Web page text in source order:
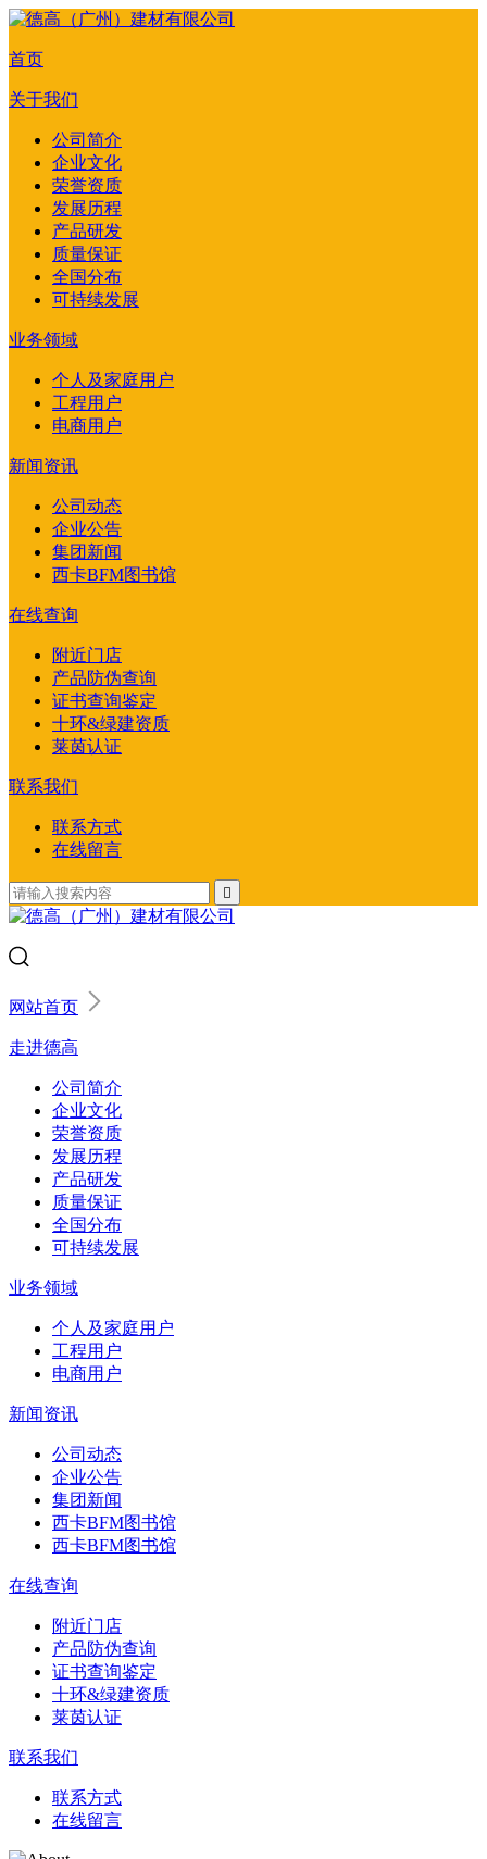
首页
关于我们
公司简介
企业文化
荣誉资质
发展历程
产品研发
质量保证
全国分布
可持续发展
业务领域
个人及家庭用户
工程用户
电商用户
新闻资讯
公司动态
企业公告
集团新闻
西卡BFM图书馆
在线查询
附近门店
产品防伪查询
证书查询鉴定
十环&绿建资质
莱茵认证
联系我们
联系方式
在线留言

网站首页
走进德高
公司简介
企业文化
荣誉资质
发展历程
产品研发
质量保证
全国分布
可持续发展
业务领域
个人及家庭用户
工程用户
电商用户
新闻资讯
公司动态
企业公告
集团新闻
西卡BFM图书馆
西卡BFM图书馆
在线查询
附近门店
产品防伪查询
证书查询鉴定
十环&绿建资质
莱茵认证
联系我们
联系方式
在线留言